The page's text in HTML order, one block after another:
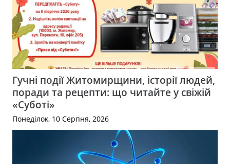
Гучні події Житомирщини, історії людей,
поради та рецепти: що читайте у свіжій
«Суботі»
Понеділок, 10 Серпня, 2026